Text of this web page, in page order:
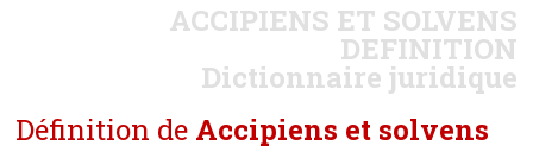
ACCIPIENS ET SOLVENS
DEFINITION
Dictionnaire juridique
Définition de Accipiens et solvens